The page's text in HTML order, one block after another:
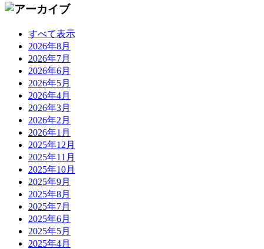
すべて表示
2026年8月
2026年7月
2026年6月
2026年5月
2026年4月
2026年3月
2026年2月
2026年1月
2025年12月
2025年11月
2025年10月
2025年9月
2025年8月
2025年7月
2025年6月
2025年5月
2025年4月